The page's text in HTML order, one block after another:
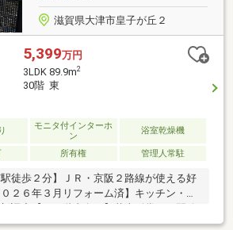
滋賀県大津市皇子が丘２
5,399万円
3LDK 89.9m2
30階 東
モニタ付インターホ
ン
浴室乾燥機
所有権 管理人常駐
徒歩２分】ＪＲ・京阪２路線が使える好
２６年３月リフォーム済】キッチン・浴
自慢◆お問い合わせ・内見予約はお気軽